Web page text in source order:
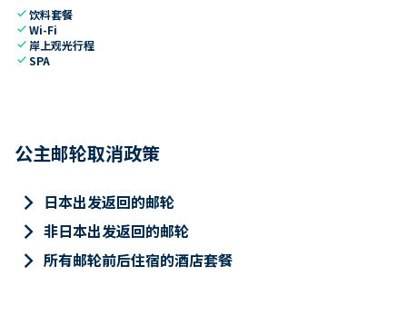
check饮料套餐
checkWi-Fi
check 岸上观光行程
checkSPA
公主邮轮取消政策
keyboard_arrow_right 日本出发返回的邮轮
keyboard_arrow_right 非日本出发返回的邮轮
keyboard_arrow_right 所有邮轮前后住宿的酒店套餐